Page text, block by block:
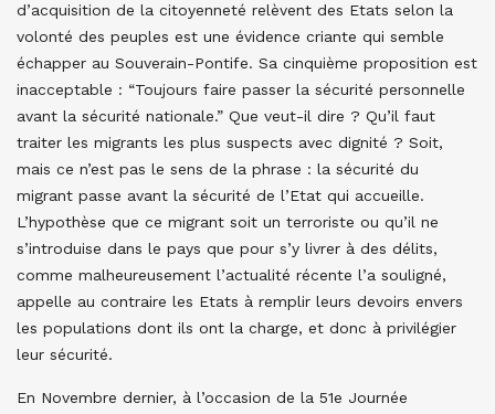
d’acquisition de la citoyenneté relèvent des Etats selon la
volonté des peuples est une évidence criante qui semble
échapper au Souverain-Pontife. Sa cinquième proposition est
inacceptable : “Toujours faire passer la sécurité personnelle
avant la sécurité nationale.” Que veut-il dire ? Qu’il faut
traiter les migrants les plus suspects avec dignité ? Soit,
mais ce n’est pas le sens de la phrase : la sécurité du
migrant passe avant la sécurité de l’Etat qui accueille.
L’hypothèse que ce migrant soit un terroriste ou qu’il ne
s’introduise dans le pays que pour s’y livrer à des délits,
comme malheureusement l’actualité récente l’a souligné,
appelle au contraire les Etats à remplir leurs devoirs envers
les populations dont ils ont la charge, et donc à privilégier
leur sécurité.
En Novembre dernier, à l’occasion de la 51e Journée